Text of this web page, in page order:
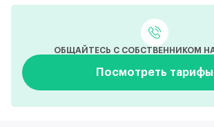
ОБЩАЙТЕСЬ С СОБСТВЕННИКОМ
Посмотреть тарифы